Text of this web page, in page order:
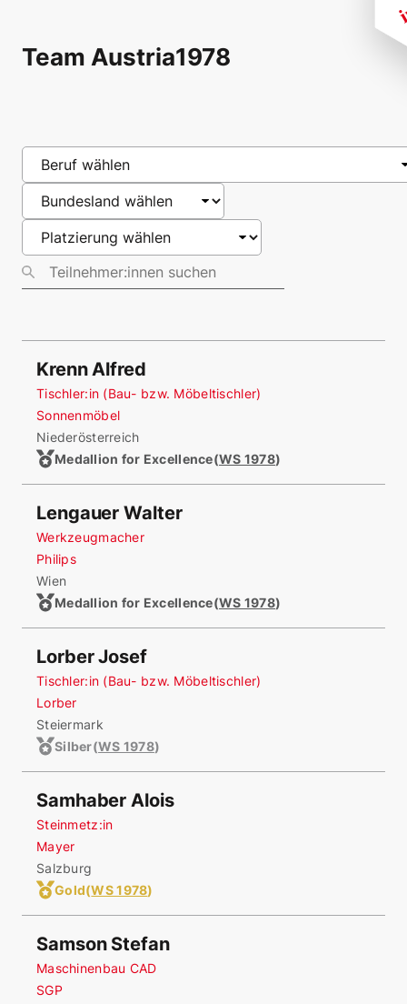
Team Austria1978
Krenn Alfred
Tischler:in (Bau- bzw. Möbeltischler)
Sonnenmöbel
Niederösterreich
Medallion for Excellence(WS 1978)
Lengauer Walter
Werkzeugmacher
Philips
Wien
Medallion for Excellence(WS 1978)
Lorber Josef
Tischler:in (Bau- bzw. Möbeltischler)
Lorber
Steiermark
Silber(WS 1978)
Samhaber Alois
Steinmetz:in
Mayer
Salzburg
Gold(WS 1978)
Samson Stefan
Maschinenbau CAD
SGP